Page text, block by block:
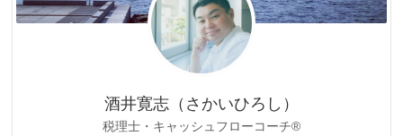
酒井寛志（さかいひろし）
税理士・キャッシュフローコーチ®